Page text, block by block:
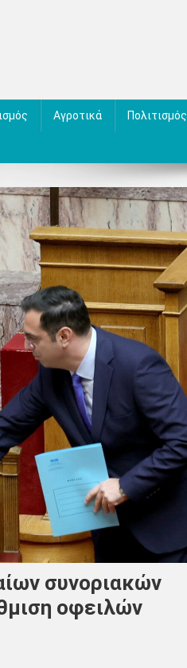
Αγροτικά Πολιτισμός
συνοριακών
οφειλών